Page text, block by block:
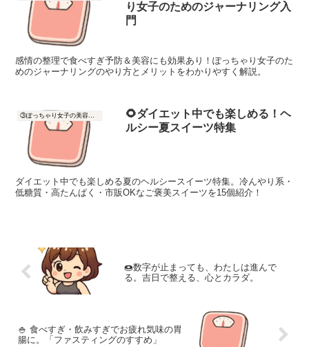
り女子のためのジャーナリング入
門
感情の整理で食べすぎ予防＆美容にも効果あり！ぽっちゃり女子のた
めのジャーナリングのやり方とメリットをわかりやすく解説。
③ぽっちゃり女子の美容と健康
🌻ダイエット中でも楽しめる！ヘ
ルシー夏スイーツ特集
ダイエット中でも楽しめる夏のヘルシースイーツ特集。冷んやり系・
低糖質・高たんぱく・市販OKなご褒美スイーツを15個紹介！
🍩数字が止まっても、わたしは進んで
る。吉日で整える、心とカラダ。
🍚 食べすぎ・飲みすぎでお疲れ気味の胃
腸に。「ファスティングのすすめ」